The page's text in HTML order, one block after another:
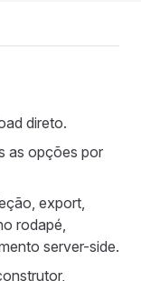
direto.
as opções por
export,
rodapé,
server-side.